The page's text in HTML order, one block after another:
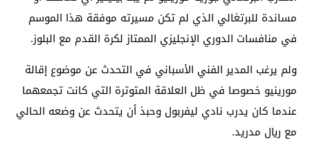
مساندة للبرتغالي الذي لم تكن مسيرته موفقة هذا الموسم
في منافسات الدوري الإنجليزي الممتاز لكرة القدم مع البلوز.
ولم يرغب المدير الفني الأسباني في التحدث عن موضوع إقالة
مورينيو خصوصا في ظل العلاقة المتوترة التي كانت تجمعهما
عندما كان يدرب نادي ليفربول وحبذ أن يتحدث عن وضعه الحالي
مع ريال مدريد.